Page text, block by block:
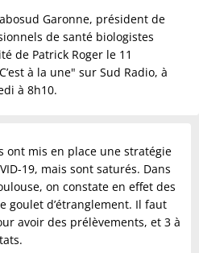
Garonne, président de
de santé biologistes
de Patrick Roger le 11
à la une" sur Sud Radio, à
à 8h10.
ont mis en place une stratégie
19, mais sont saturés. Dans
on constate en effet des
goulet d’étranglement. Il faut
avoir des prélèvements, et 3 à